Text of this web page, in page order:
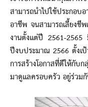
สามารถนำไปใช้ประกอ
อาชีพ จนสามารถเลี้ยงชี
งานตั้งแต่ปี 2561-
ปีงบประมาณ 2566 ตั้งเ
การสร้างโอกาสที่ดีให้กั
มาดูแลครอบครัว อยู่ร่วม